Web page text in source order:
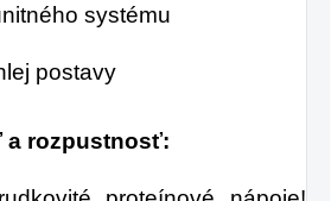
systému
postavy
a rozpustnosť: